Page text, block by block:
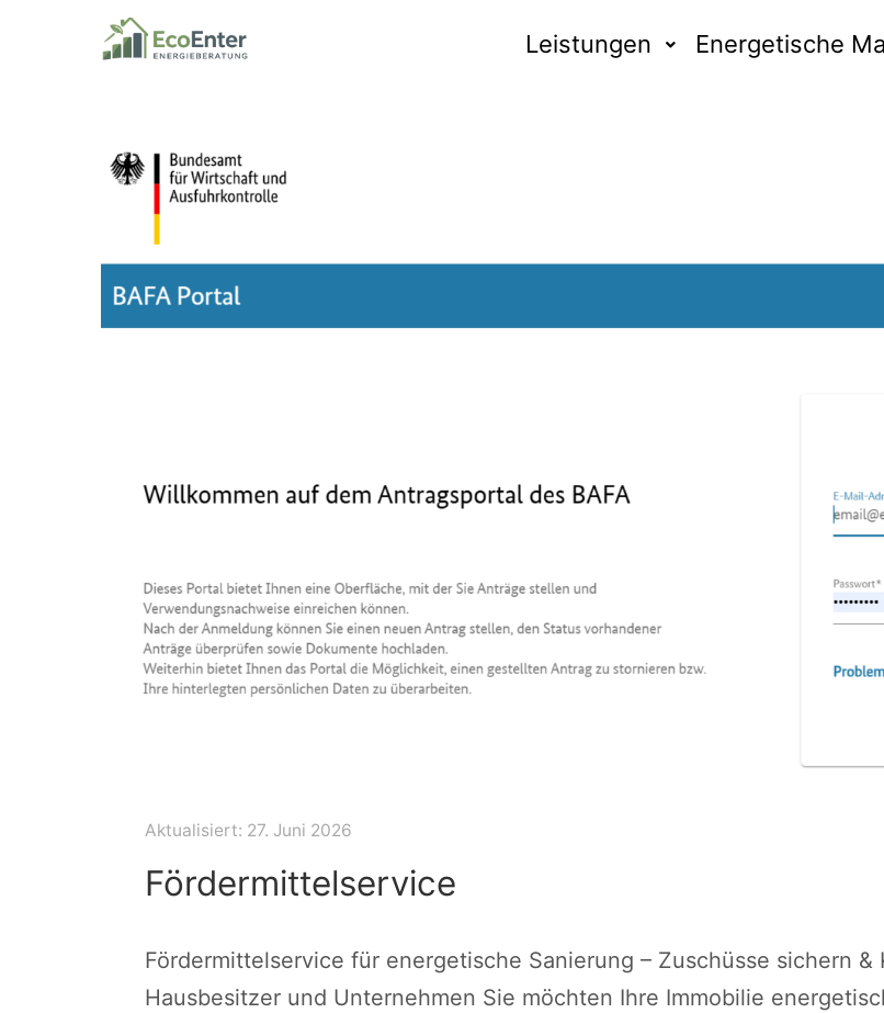
Leistungen Energetische
Schlagwortarchiv:BAFA Förderung Heizung
Aktualisiert: 27. Juni 2026
Fördermittelservice
Fördermittelservice für energetische Sanierung – Zuschüsse sichern
Hausbesitzer und Unternehmen Sie möchten Ihre Immobilie